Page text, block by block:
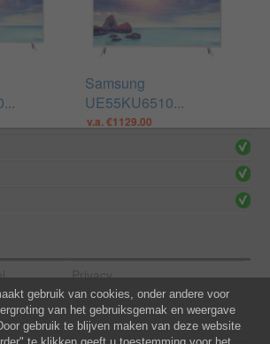
Samsung
UE55KU6510...
v.a. €1129.00
Privacy
Adverteren
gebruik van cookies, onder andere voor
van het gebruiksgemak en weergave
gebruik te blijven maken van deze website